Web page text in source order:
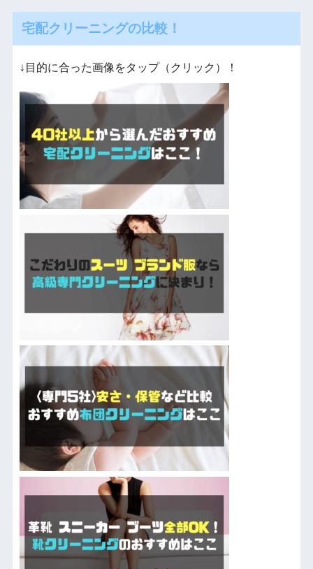
宅配クリーニングの比較！
↓目的に合った画像をタップ（クリック）！